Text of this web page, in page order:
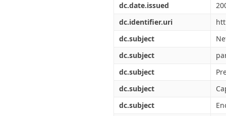
dc.date.issued
dc.identifier.uri
dc.subject
dc.subject
dc.subject
dc.subject
dc.subject